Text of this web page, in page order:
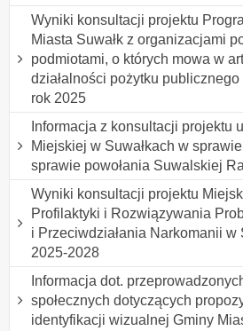
Wyniki konsultacji projektu
Miasta Suwałk z organizacjami
podmiotami, o których mowa w
działalności pożytku
rok 2025
Informacja z konsultacji projektu
Miejskiej w Suwałkach w
sprawie powołania Suwalskiej
Wyniki konsultacji projektu
Profilaktyki i Rozwiązywania
i Przeciwdziałania Narkomanii w
2025-2028
Informacja dot.
społecznych dotyczących
identyfikacji wizualnej Gminy